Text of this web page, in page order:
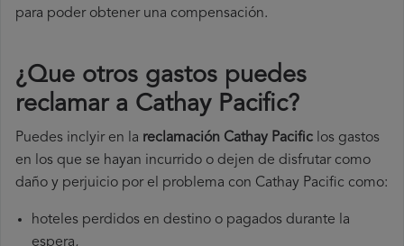
para poder obtener una compensación.
¿Que otros gastos puedes
reclamar a Cathay Pacific​?
Puedes inclyir en la reclamación Cathay Pacific los gastos
en los que se hayan incurrido o dejen de disfrutar como
daño y perjuicio por el problema con Cathay Pacific como:
hoteles perdidos en destino o pagados durante la
espera,